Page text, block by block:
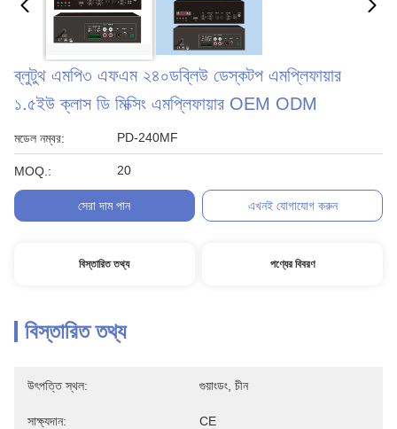
ব্লুটুথ এমপি৩ এফএম ২৪০ডব্লিউ ডেস্কটপ এমপ্লিফায়ার
১.৫ইউ ক্লাস ডি মিক্সিং এমপ্লিফায়ার OEM ODM
মডেল নম্বর: PD-240MF
MOQ.: 20
সেরা দাম পান এখনই যোগাযোগ করুন
বিস্তারিত তথ্য পণ্যের বিবরণ
বিস্তারিত তথ্য
উৎপত্তি স্থল: গুয়াংডং, চীন
সাক্ষ্যদান: CE